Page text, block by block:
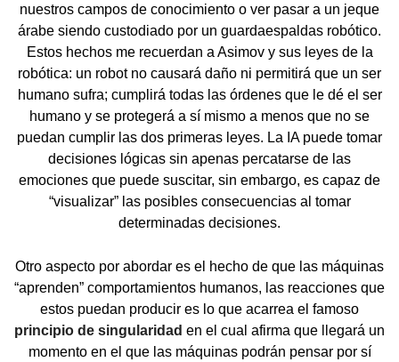
nuestros campos de conocimiento o ver pasar a un jeque
árabe siendo custodiado por un guardaespaldas robótico.
Estos hechos me recuerdan a Asimov y sus leyes de la
robótica: un robot no causará daño ni permitirá que un ser
humano sufra; cumplirá todas las órdenes que le dé el ser
humano y se protegerá a sí mismo a menos que no se
puedan cumplir las dos primeras leyes. La IA puede tomar
decisiones lógicas sin apenas percatarse de las
emociones que puede suscitar, sin embargo, es capaz de
“visualizar” las posibles consecuencias al tomar
determinadas decisiones.
Otro aspecto por abordar es el hecho de que las máquinas
“aprenden” comportamientos humanos, las reacciones que
estos puedan producir es lo que acarrea el famoso
principio de singularidad en el cual afirma que llegará un
momento en el que las máquinas podrán pensar por sí